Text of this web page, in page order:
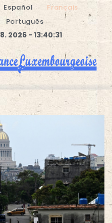
Español
Français
Português
2026 - 13:40:32